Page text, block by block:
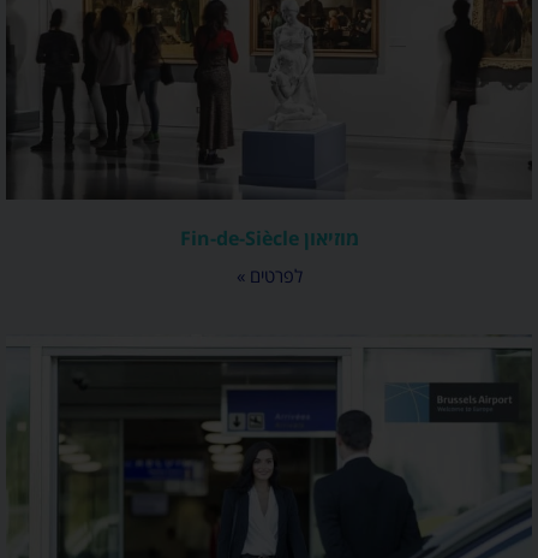
מוזיאון Fin-de-Siècle
לפרטים »